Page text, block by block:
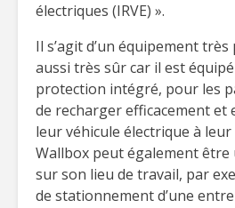
électriques (IRVE) ».
Il s’agit d’un équipement
aussi très sûr car il est équipé
protection intégré, pour les
de recharger efficacement et
leur véhicule électrique à leur
Wallbox peut également
sur son lieu de travail, par
de stationnement d’une